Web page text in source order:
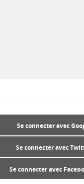
Se connecter avec
Se connecter avec
Se connecter avec